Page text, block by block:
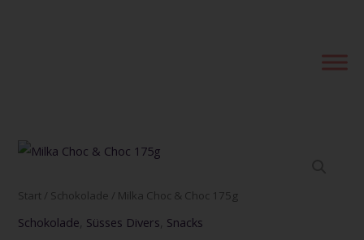
Start / Schokolade / Milka Choc & Choc 175g
Schokolade Süsses Divers Snacks
Milka
&
Choc